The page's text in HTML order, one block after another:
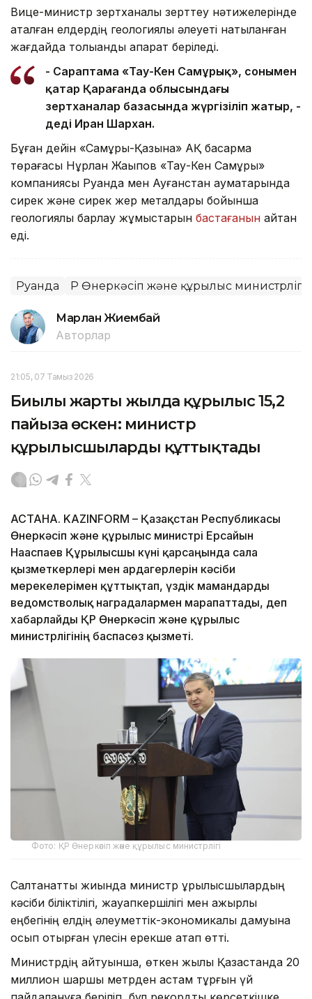
Вице-министр зертханалық зерттеу нәтижелерінде
аталған елдердің геологиялық әлеуеті нақтыланған
жағдайда толыққанды ақпарат беріледі.
- Сараптама «Тау-Кен Самұрық», сонымен
қатар Қарағанда облысындағы
зертханалар базасында жүргізіліп жатыр, -
деді Иран Шархан.
Бұған дейін «Самұрық-Қазына» АҚ басқарма
төрағасы Нұрлан Жақыпов «Тау-Кен Самұрық»
компаниясы Руанда мен Ауғанстан аумақтарында
сирек және сирек жер металдары бойынша
геологиялық барлау жұмыстарын бастағанын айтқан
еді.
Руанда ҚР Өнеркәсіп және құрылыс министрлігі
Марлан Жиембай
Авторлар
21:05, 07 Тамыз 2026
Биылғы жарты жылда құрылыс 15,2
пайызға өскен: министр
құрылысшыларды құттықтады
АСТАНА. KAZINFORM – Қазақстан Республикасы
Өнеркәсіп және құрылыс министрі Ерсайын
Нағаспаев Құрылысшы күні қарсаңында сала
қызметкерлері мен ардагерлерін кәсіби
мерекелерімен құттықтап, үздік мамандарды
ведомстволық наградалармен марапаттады, деп
хабарлайды ҚР Өнеркәсіп және құрылыс
министрлігінің баспасөз қызметі.
Фото: ҚР Өнеркәсіп және құрылыс министрлігі
Салтанатты жиында министр құрылысшылардың
кәсіби біліктілігі, жауапкершілігі мен қажырлы
еңбегінің елдің әлеуметтік-экономикалық дамуына
қосып отырған үлесін ерекше атап өтті.
Министрдің айтуынша, өткен жылы Қазақстанда 20
миллион шаршы метрден астам тұрғын үй